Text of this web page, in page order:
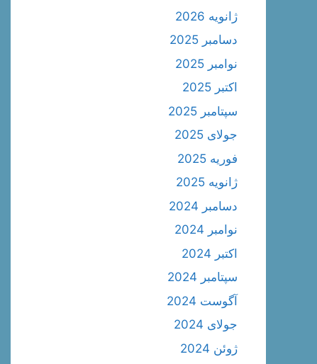
ژانویه 2026
دسامبر 2025
نوامبر 2025
اکتبر 2025
سپتامبر 2025
جولای 2025
فوریه 2025
ژانویه 2025
دسامبر 2024
نوامبر 2024
اکتبر 2024
سپتامبر 2024
آگوست 2024
جولای 2024
ژوئن 2024